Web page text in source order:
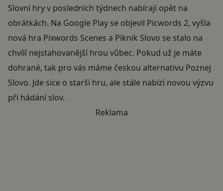
Slovní hry v posledních týdnech nabírají opět na
obrátkách. Na Google Play se objevil Picwords 2, vyšla
nová hra Pixwords Scenes a Piknik Slovo se stalo na
chvílí nejstahovanější hrou vůbec. Pokud už je máte
dohrané, tak pro vás máme českou alternativu Poznej
Slovo. Jde sice o starší hru, ale stále nabízí novou výzvu
při hádání slov.
Reklama